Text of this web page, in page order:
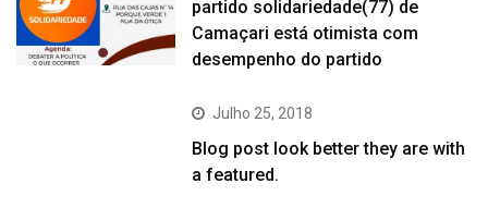
partido solidariedade(77) de
Camaçari está otimista com
desempenho do partido
Julho 25, 2018
Blog post look better they are with
a featured.